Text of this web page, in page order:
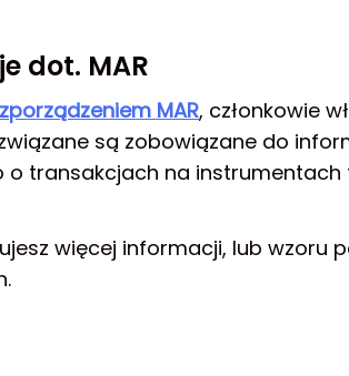
dot. MAR
MAR, członkowie
są zobowiązane do
o transakcjach na instrumentach
więcej informacji, lub wzoru